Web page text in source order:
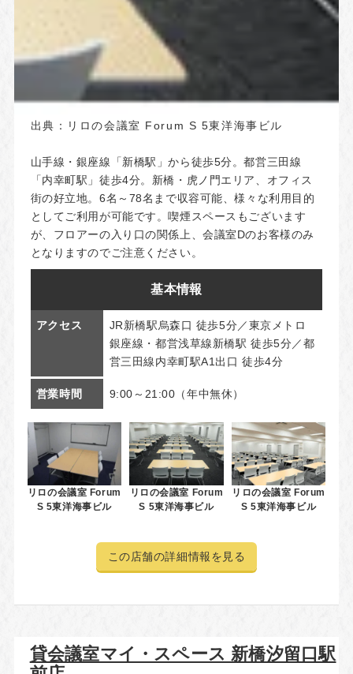
出典： リロの会議室 Forum S 5東洋海事ビル
山手線・銀座線「新橋駅」から徒歩5分。都営三田線
「内幸町駅」徒歩4分。新橋・虎ノ門エリア、オフィス
街の好立地。6名～78名まで収容可能、様々な利用目的
としてご利用が可能です。喫煙スペースもございます
が、フロアーの入り口の関係上、会議室Dのお客様のみ
となりますのでご注意ください。
基本情報
アクセス
JR新橋駅烏森口 徒歩5分／東京メトロ
銀座線・都営浅草線新橋駅 徒歩5分／都
営三田線内幸町駅A1出口 徒歩4分
営業時間 9:00～21:00（年中無休）
リロの会議室 Forum
S 5東洋海事ビル
リロの会議室 Forum
S 5東洋海事ビル
リロの会議室 Forum
S 5東洋海事ビル
この店舗の詳細情報を見る
貸会議室マイ・スペース 新橋汐留口駅